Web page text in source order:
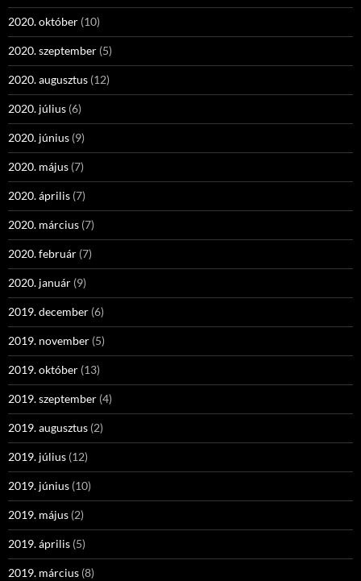
2020. október (10)
2020. szeptember (5)
2020. augusztus (12)
2020. július (6)
2020. június (9)
2020. május (7)
2020. április (7)
2020. március (7)
2020. február (7)
2020. január (9)
2019. december (6)
2019. november (5)
2019. október (13)
2019. szeptember (4)
2019. augusztus (2)
2019. július (12)
2019. június (10)
2019. május (2)
2019. április (5)
2019. március (8)